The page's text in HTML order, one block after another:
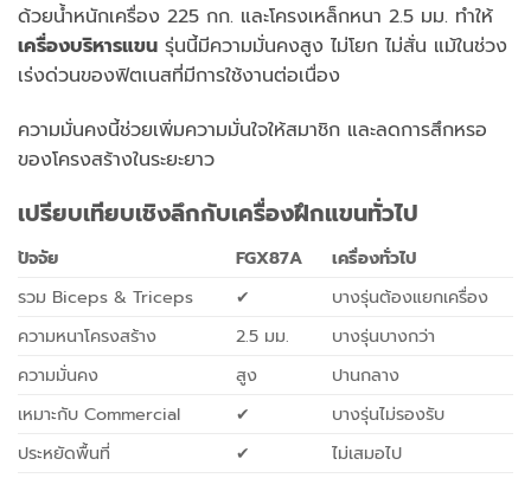
ด้วยน้ำหนักเครื่อง 225 กก. และโครงเหล็กหนา 2.5 มม. ทำให้
เครื่องบริหารแขน รุ่นนี้มีความมั่นคงสูง ไม่โยก ไม่สั่น แม้ในช่วง
เร่งด่วนของฟิตเนสที่มีการใช้งานต่อเนื่อง
ความมั่นคงนี้ช่วยเพิ่มความมั่นใจให้สมาชิก และลดการสึกหรอ
ของโครงสร้างในระยะยาว
เปรียบเทียบเชิงลึกกับเครื่องฝึกแขนทั่วไป
ปัจจัย FGX87A
เครื่องทั่วไป
รวม Biceps & Triceps
✔
บางรุ่นต้องแยกเครื่อง
ความหนาโครงสร้าง
2.5 มม.
บางรุ่นบางกว่า
ความมั่นคง
สูง
ปานกลาง
เหมาะกับ Commercial
✔
บางรุ่นไม่รองรับ
ประหยัดพื้นที่
✔ ไม่เสมอไป